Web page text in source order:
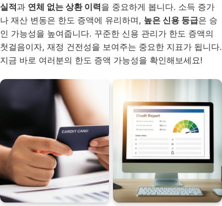
실적 과 연체 없는 상환 이력을 중요하게 봅니다. 소득 증가
나 재산 변동은 한도 증액에 유리하며, 높은 신용 등급은 승
인 가능성을 높여줍니다. 꾸준한 신용 관리가 한도 증액의
첫걸음이자, 재정 건전성을 보여주는 중요한 지표가 됩니다.
지금 바로 여러분의 한도 증액 가능성을 확인해보세요!